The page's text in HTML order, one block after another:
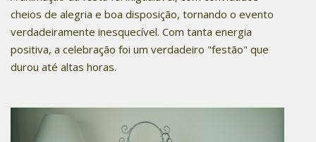
cheios de alegria e boa disposição, tornando o evento
verdadeiramente inesquecível. Com tanta energia
positiva, a celebração foi um verdadeiro "festão" que
durou até altas horas.